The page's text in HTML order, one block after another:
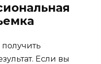
Если вы